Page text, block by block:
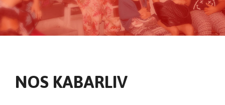
NOS KABARLIV